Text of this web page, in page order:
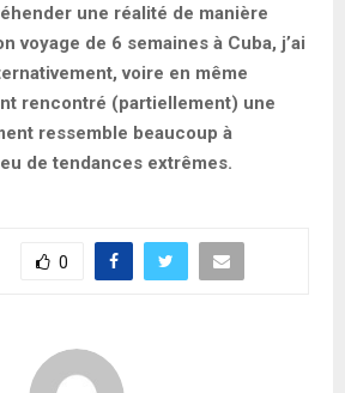
une réalité de manière
voyage de 6 semaines à Cuba, j’ai
voire en même
rencontré (partiellement) une
ressemble beaucoup à
de tendances extrêmes.
0